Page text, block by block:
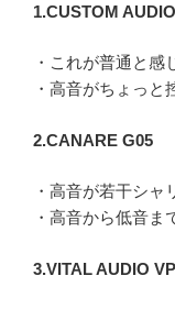
1.CUSTOM
・これが普通と感
・高音がちょっと
2.CANARE G05
・高音が若干シャ
・高音から低音ま
3.VITAL AUDIO